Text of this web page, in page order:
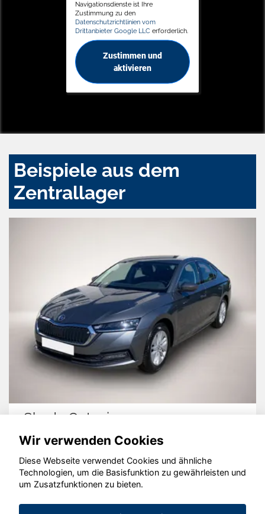
Navigationsdienste ist Ihre
Zustimmung zu den
Datenschutzrichtlinien vom
Drittanbieter Google LLC erforderlich.
Zustimmen und
aktivieren
Beispiele aus dem
Zentrallager
Skoda Octavia
© konjunkturmotor.de GmbH 2020 - 2026
Wir verwenden Cookies
Diese Webseite verwendet Cookies und ähnliche
Technologien, um die Basisfunktion zu gewährleisten und
um Zusatzfunktionen zu bieten.